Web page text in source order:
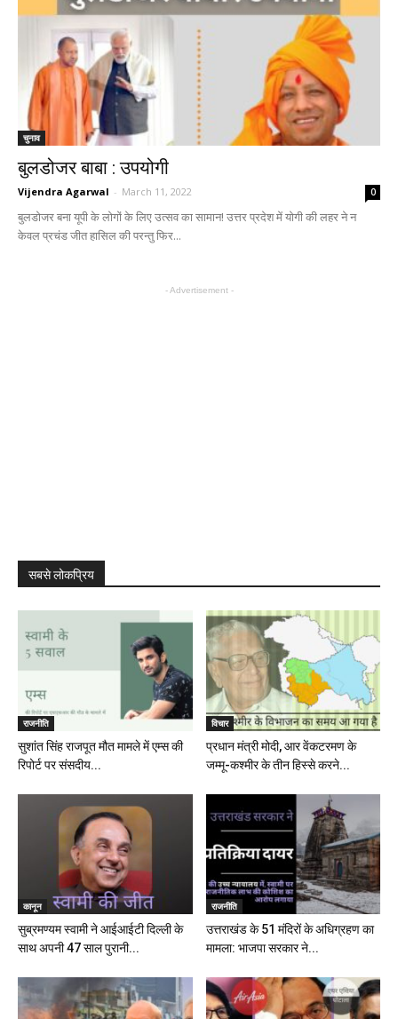
चुनाव
बुलडोजर बाबा : उपयोगी
Vijendra Agarwal - March 11, 2022 0
बुलडोजर बना यूपी के लोगों के लिए उत्सव का सामान! उत्तर प्रदेश में योगी की लहर ने न
केवल प्रचंड जीत हासिल की परन्तु फिर...
- Advertisement -
सबसे लोकप्रिय
राजनीति
सुशांत सिंह राजपूत मौत मामले में एम्स की
रिपोर्ट पर संसदीय...
विचार
प्रधान मंत्री मोदी, आर वेंकटरमण के
जम्मू-कश्मीर के तीन हिस्से करने...
कानून
सुब्रमण्यम स्वामी ने आईआईटी दिल्ली के
साथ अपनी 47 साल पुरानी...
राजनीति
उत्तराखंड के 51 मंदिरों के अधिग्रहण का
मामला: भाजपा सरकार ने...